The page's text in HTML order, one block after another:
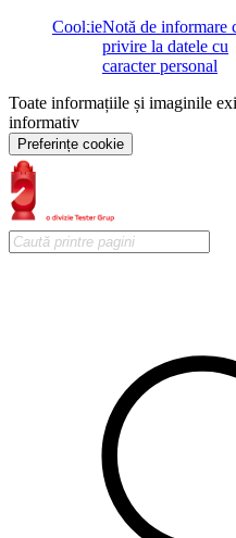
CookieNotă de informare
privire la datele cu
caracter personal
Toate informațiile și imaginile
informativ
Preferințe cookie